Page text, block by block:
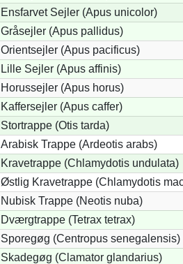
Ensfarvet Sejler (Apus unicolor)
Gråsejler (Apus pallidus)
Orientsejler (Apus pacificus)
Lille Sejler (Apus affinis)
Horussejler (Apus horus)
Kaffersejler (Apus caffer)
Stortrappe (Otis tarda)
Arabisk Trappe (Ardeotis arabs)
Kravetrappe (Chlamydotis undulata)
Østlig Kravetrappe (Chlamydotis
Nubisk Trappe (Neotis nuba)
Dværgtrappe (Tetrax tetrax)
Sporegøg (Centropus senegalensis)
Skadegøg (Clamator glandarius)